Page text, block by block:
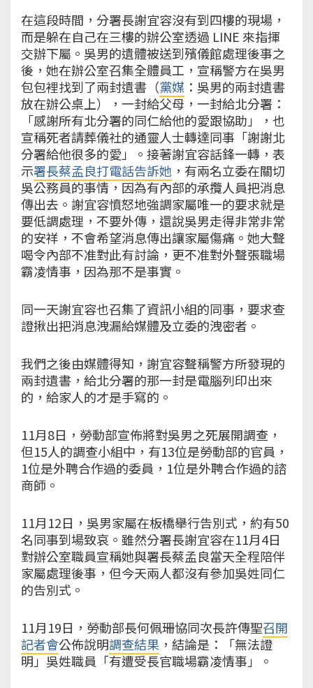
在這段時間，分署長謝宜容沒有到四樓的現場，
而是躲在自己在三樓的辦公室透過 LINE 來指揮
交辦下屬。吳男的遺體被送到殯儀館處理後事之
後，她在辦公室召集全體員工，宣稱警方在吳男
包包裡找到了兩封遺書（黨媒 ：吳男的兩封遺書
放在辦公桌上），一封給父母，一封給北分署：
「感謝所有北分署的同仁給他的愛跟協助」，也
宣稱死者請葬儀社的通靈人士轉達同事「謝謝北
分署給他很多的愛」。接著謝宜容話鋒一轉，表
示署長蔡孟良打電話告訴她 ，有兩名立委在關切
吳公務員的事情，因為有內部的承攬人員把消息
傳出去。謝宜容憤怒地強調家屬唯一的要求就是
要低調處理，不要外傳，還說吳男走得非常非常
的安祥，不會希望消息傳出讓家屬傷痛。她大聲
喝令內部不准對此有討論，更不准對外聲張職場
霸凌情事，因為那不是事實。
同一天謝宜容也召集了資訊小組的同事，要求查
證揪出把消息洩漏給媒體及立委的洩密者。
我們之後由媒體得知，謝宜容聲稱警方所發現的
兩封遺書，給北分署的那一封是電腦列印出來
的，給家人的才是手寫的。
11月8日，勞動部宣佈將對吳男之死展開調查，
但15人的調查小組中，有13位是勞動部的官員，
1位是外聘合作過的委員，1位是外聘合作過的諮
商師。
11月12日，吳男家屬在板橋舉行告別式，約有50
名同事到場致哀。雖然分署長謝宜容在11月4日
對辦公室職員宣稱她與署長蔡孟良當天全程陪伴
家屬處理後事，但今天兩人都沒有參加吳姓同仁
的告別式。
11月19日，勞動部長何佩珊協同次長許傳聖召開
記者會公佈說明調查結果 ，結論是：「無法證
明」吳姓職員「有遭受長官職場霸凌情事」。